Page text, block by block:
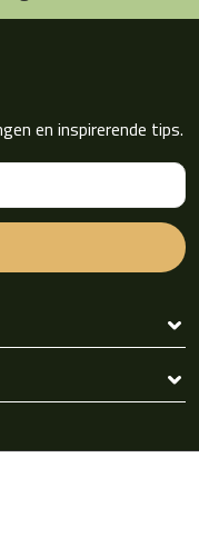
en inspirerende tips.